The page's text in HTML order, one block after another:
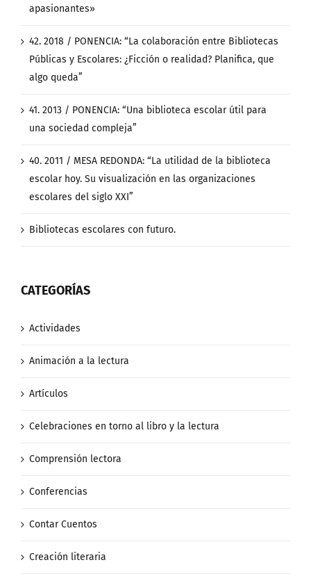
apasionantes»
42. 2018 / PONENCIA: “La colaboración entre Bibliotecas
Públicas y Escolares: ¿Ficción o realidad? Planifica, que
algo queda”
41. 2013 / PONENCIA: “Una biblioteca escolar útil para
una sociedad compleja”
40. 2011 / MESA REDONDA: “La utilidad de la biblioteca
escolar hoy. Su visualización en las organizaciones
escolares del siglo XXI”
Bibliotecas escolares con futuro.
CATEGORÍAS
Actividades
Animación a la lectura
Artículos
Celebraciones en torno al libro y la lectura
Comprensión lectora
Conferencias
Contar Cuentos
Creación literaria